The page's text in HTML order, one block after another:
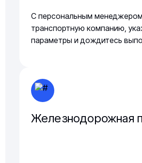
С персональным
транспортную компанию,
параметры и дождитесь
Железнодорожная